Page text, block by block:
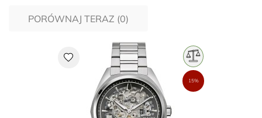
PORÓWNAJ TERAZ (0)‎
favorite
15%